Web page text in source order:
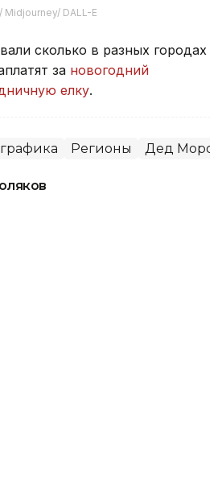
DALL-E
сколько в разных городах
за новогодний
елку.
Регионы Дед Мороз